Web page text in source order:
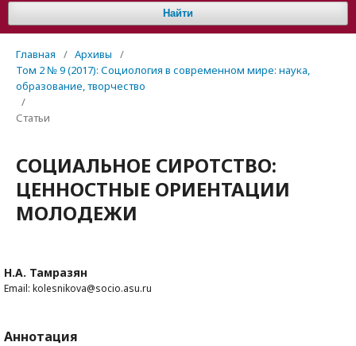
Найти
Главная / Архивы
/
Том 2 № 9 (2017): Социология в современном мире: наука,
образование, творчество
/
Статьи
СОЦИАЛЬНОЕ СИРОТСТВО:
ЦЕННОСТНЫЕ ОРИЕНТАЦИИ
МОЛОДЕЖИ
Н.А. Тамразян
Email: kolesnikova@socio.asu.ru
Аннотация